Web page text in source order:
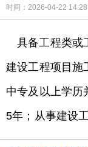
时间：2026-04-22
具备工程类或
建设工程项目施
中专及以上学历
5年；从事建设